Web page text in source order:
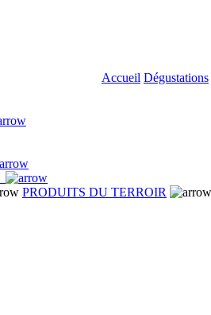
Accueil Dégustations
PRODUITS DU TERROIR